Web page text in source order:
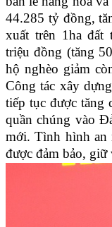
44.285 tỷ đồng,
xuất trên 1ha đất
triệu đồng (tăng
hộ nghèo giảm
Công tác xây
tiếp tục được tăng
quần chúng vào
mới. Tình hình an
được đảm bảo, giữ